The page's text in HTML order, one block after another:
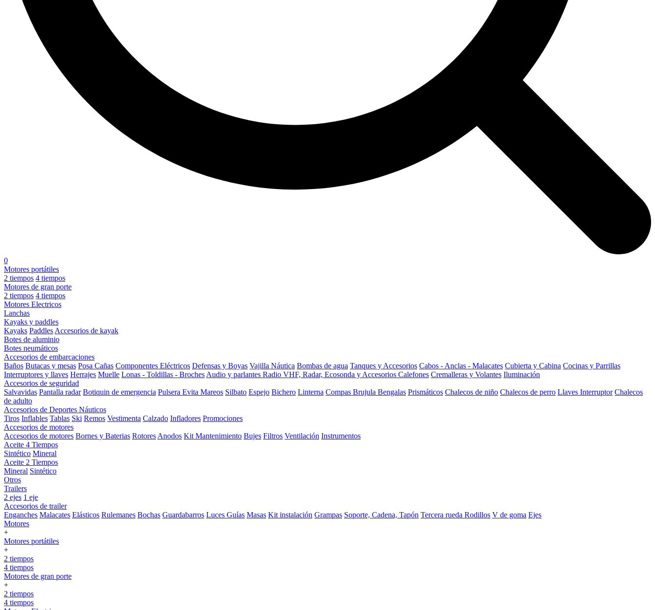
0
Motores portátiles
2 tiempos 4 tiempos
Motores de gran porte
2 tiempos 4 tiempos
Motores Electricos
Lanchas
Kayaks y paddles
Kayaks Paddles Accesorios de kayak
Botes de aluminio
Botes neumáticos
Accesorios de embarcaciones
Baños Butacas y mesas Posa Cañas Componentes Eléctricos Defensas y Boyas Vajilla Náutica Bombas de agua Tanques y Accesorios Cabos - Anclas - Malacates Cubierta y Cabina Cocinas y Parrillas
Interruptores y llaves Herrajes Muelle Lonas - Toldillas - Broches Audio y parlantes Radio VHF, Radar, Ecosonda y Accesorios Calefones Cremalleras y Volantes Iluminación
Accesorios de seguridad
Salvavidas Pantalla radar Botiquin de emergencia Pulsera Evita Mareos Silbato Espejo Bichero Linterna Compas Brujula Bengalas Prismáticos Chalecos de niño Chalecos de perro Llaves Interruptor Chalecos
de adulto
Accesorios de Deportes Náuticos
Tiros Inflables Tablas Ski Remos Vestimenta Calzado Infladores Promociones
Accesorios de motores
Accesorios de motores Bornes y Baterias Rotores Anodos Kit Mantenimiento Bujes Filtros Ventilación Instrumentos
Aceite 4 Tiempos
Sintético Mineral
Aceite 2 Tiempos
Mineral Sintético
Otros
Trailers
2 ejes 1 eje
Accesorios de trailer
Enganches Malacates Elásticos Rulemanes Bochas Guardabarros Luces Guías Masas Kit instalación Grampas Soporte, Cadena, Tapón Tercera rueda Rodillos V de goma Ejes
Motores
+
Motores portátiles
+
2 tiempos
4 tiempos
Motores de gran porte
+
2 tiempos
4 tiempos